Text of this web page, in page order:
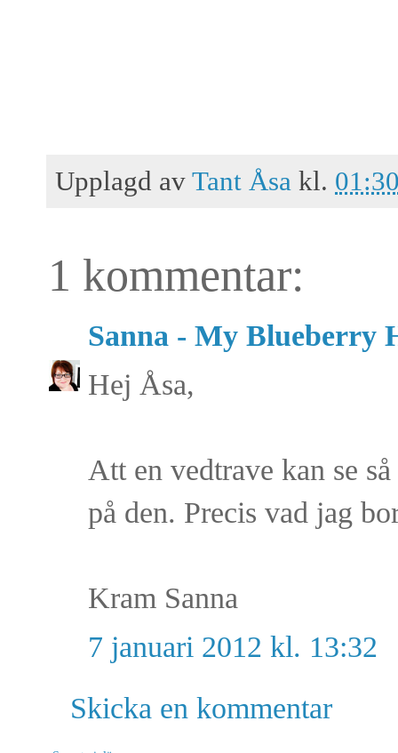
Upplagd av Tant Åsa kl.
1 kommentar:
Sanna - My Blueberry
Hej Åsa,
Att en vedtrave kan se
på den. Precis vad jag
Kram Sanna
7 januari 2012 kl. 13:32
Skicka en kommentar